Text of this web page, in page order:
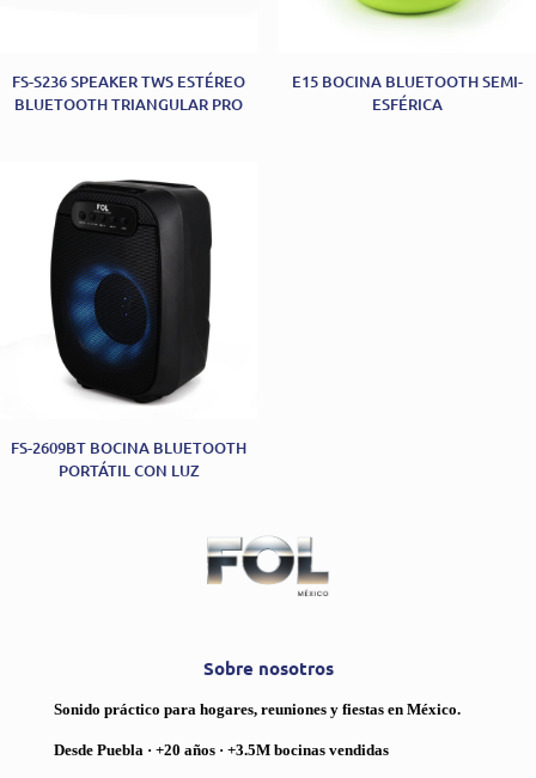
FS-S236 SPEAKER TWS ESTÉREO
BLUETOOTH TRIANGULAR PRO
E15 BOCINA BLUETOOTH SEMI-
ESFÉRICA
FS-2609BT BOCINA BLUETOOTH
PORTÁTIL CON LUZ
Sobre nosotros
Sonido práctico para hogares, reuniones y fiestas en México.
Desde Puebla · +20 años · +3.5M bocinas vendidas